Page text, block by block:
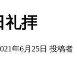
礼拝
年6月25日 投稿者